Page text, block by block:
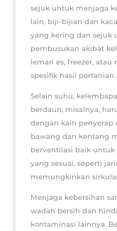
sejuk untuk menjaga
lain, biji-bijian dan
yang kering dan sejuk
pembusukan akibat
lemari es, freezer,
spesifik hasil pertanian
Selain suhu,
berdaun, misalnya,
dengan kain penyerap
bawang dan kentang
berventilasi baik
yang sesuai, seperti
memungkinkan
Menjaga kebersihan
wadah bersih dan
kontaminasi lainnya.